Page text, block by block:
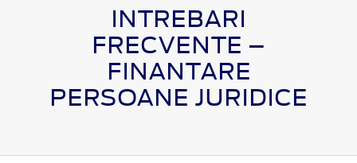
INTREBARI
FRECVENTE –
FINANTARE
PERSOANE JURIDICE